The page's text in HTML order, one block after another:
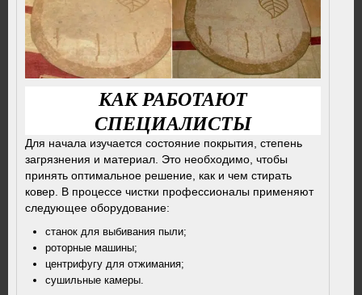
КАК РАБОТАЮТ
СПЕЦИАЛИСТЫ
Для начала изучается состояние покрытия, степень
загрязнения и материал. Это необходимо, чтобы
принять оптимальное решение, как и чем стирать
ковер. В процессе чистки профессионалы применяют
следующее оборудование:
станок для выбивания пыли;
роторные машины;
центрифугу для отжимания;
сушильные камеры.